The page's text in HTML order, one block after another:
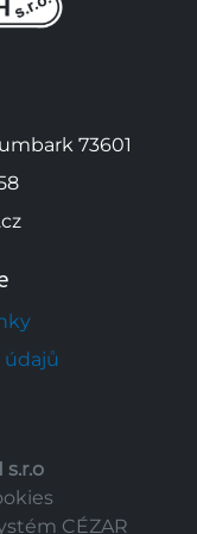
73601
údajů
s.r.o
CÉZAR